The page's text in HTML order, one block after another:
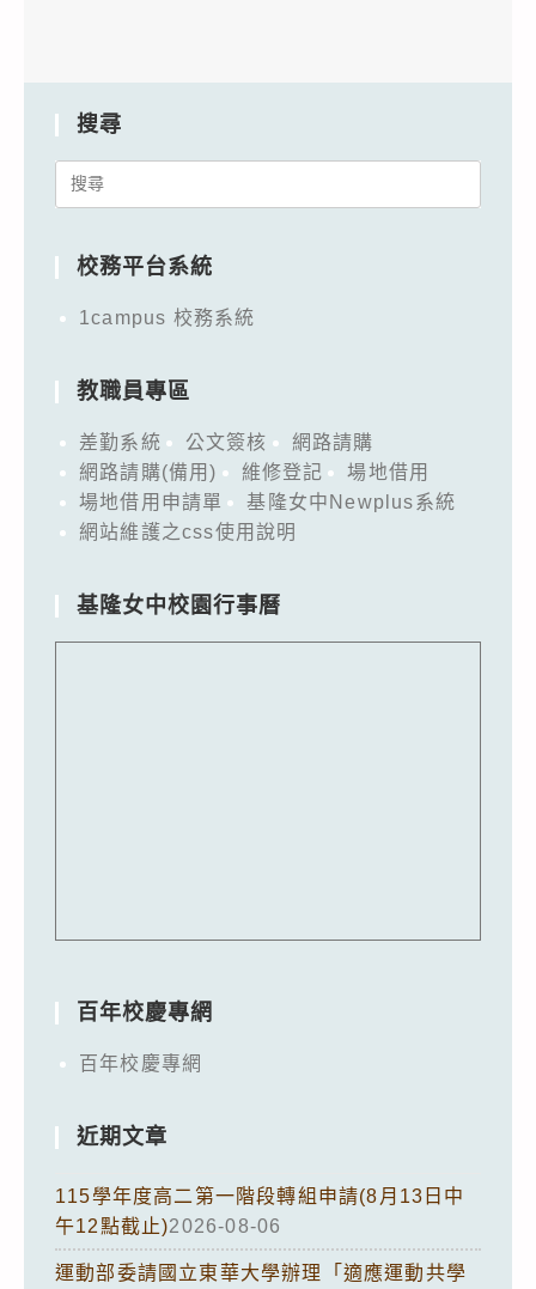
搜尋
Search
校務平台系統
1campus 校務系統
教職員專區
差勤系統 公文簽核
網路請購
網路請購(備用)
維修登記
場地借用
場地借用申請單
基隆女中Newplus系統
網站維護之css使用說明
基隆女中校園行事曆
百年校慶專網
百年校慶專網
近期文章
115學年度高二第一階段轉組申請(8月13日中
午12點截止)2026-08-06
運動部委請國立東華大學辦理「適應運動共學